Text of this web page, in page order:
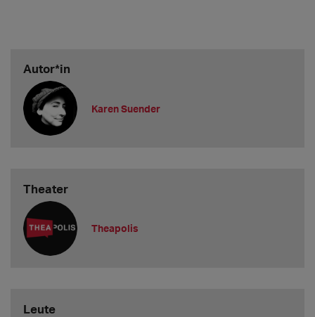
Autor*in
Karen Suender
Theater
Theapolis
Leute